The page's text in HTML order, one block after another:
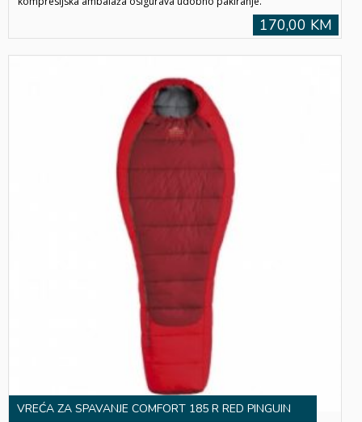
170,00 KM
VREĆA ZA SPAVANJE COMFORT 185 R RED PINGUIN